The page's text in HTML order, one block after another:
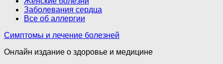
Заболевания сердца
Все об аллергии
Симптомы и лечение болезней
Онлайн издание о здоровье и медицине